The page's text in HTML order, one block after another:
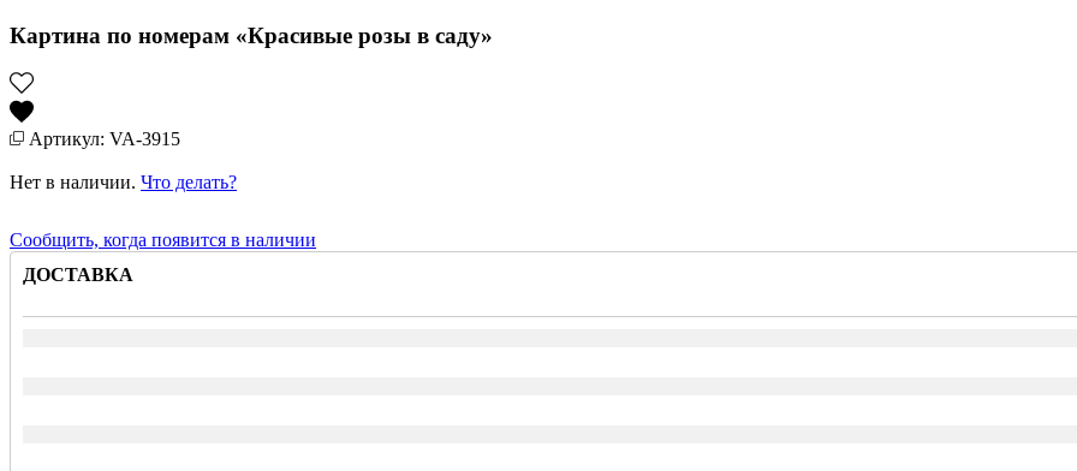
Картина по номерам «Красивые розы в саду»
Артикул: VA-3915
Нет в наличии. Что делать?
Сообщить, когда появится в наличии
ДОСТАВКА